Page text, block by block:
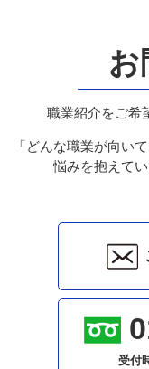
お
職業紹介をご希
「どんな職業が向い
悩みを抱えて
受付